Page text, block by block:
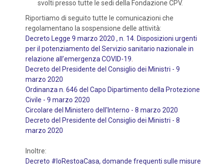
svolti presso tutte le sedi della Fondazione CPV.
Riportiamo di seguito tutte le comunicazioni che
regolamentano la sospensione delle attività:
Decreto Legge 9 marzo 2020 , n. 14. Disposizioni urgenti
per il potenziamento del Servizio sanitario nazionale in
relazione all’emergenza COVID-19.
Decreto del Presidente del Consiglio dei Ministri - 9
marzo 2020
Ordinanza n. 646 del Capo Dipartimento della Protezione
Civile - 9 marzo 2020
Circolare del Ministero dell'Interno - 8 marzo 2020
Decreto del Presidente del Consiglio dei Ministri - 8
marzo 2020
Inoltre:
Decreto #IoRestoaCasa, domande frequenti sulle misure